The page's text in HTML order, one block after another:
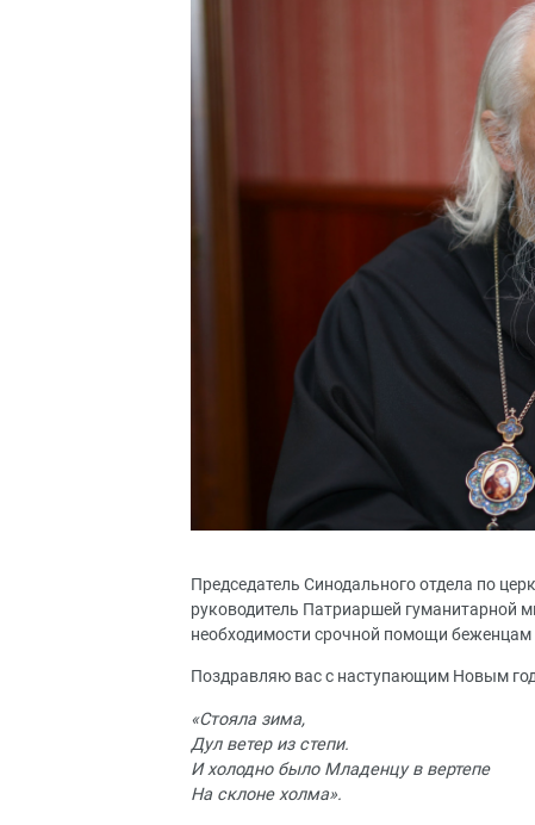
Председатель Синодального отдела по
руководитель Патриаршей гуманитарной
необходимости срочной помощи
Поздравляю вас с наступающим Новым
«Стояла зима,
Дул ветер из степи.
И холодно было Младенцу в вертепе
На склоне холма».